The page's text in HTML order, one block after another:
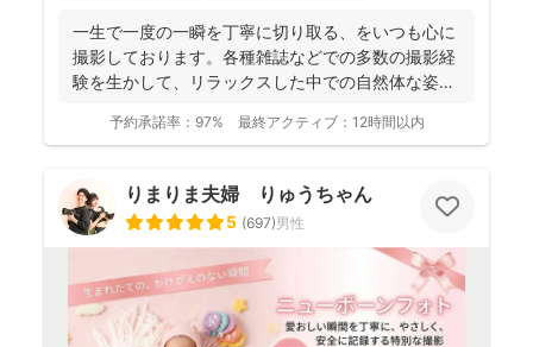
一生で一度の一瞬を丁寧に切り取る、をいつも心に
撮影しております。各種雑誌などでの多数の撮影経
験を生かして、リラックスした中での自然体な姿の
予約承諾率： 97% 最終アクティブ： 12時間以内
りまりま夫婦 りゅうちゃん
5 (697)男性